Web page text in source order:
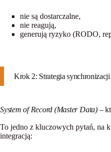
nie są dostarczalne,
nie reagują,
generują ryzyko (RODO,
Krok 2: Strategia
System of Record (Master Data)–
To jedno z kluczowych pytań, na
integracją: